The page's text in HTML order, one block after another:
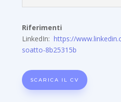
Riferimenti
LinkedIn: https://
soatto-8b25315b
SCARICA IL CV